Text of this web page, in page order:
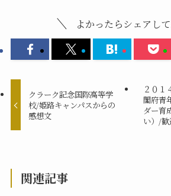
よかったらシェアして
クラーク記念国際高等学
校/姫路キャンパスからの
感想文
２０
閣府青
ダー育
い）/歓
関連記事